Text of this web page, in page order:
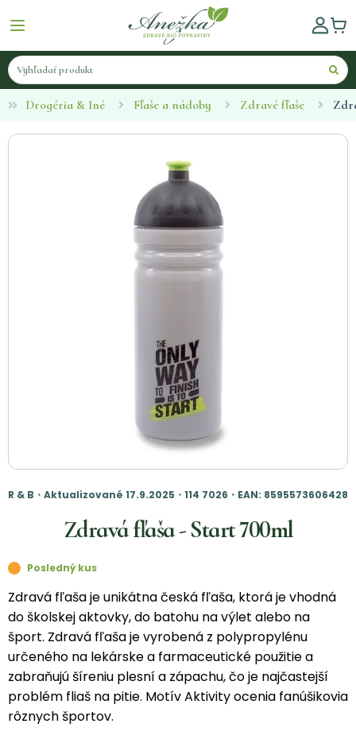
Drogéria & Iné Fľaše a nádoby Zdravé fľaše
R & B・Aktualizované 17.9.2025・114 7026・EAN: 8595573606428
Zdravá fľaša - Start 700ml
Posledný kus
Zdravá fľaša je unikátna česká fľaša, ktorá je vhodná
do školskej aktovky, do batohu na výlet alebo na
šport. Zdravá fľaša je vyrobená z polypropylénu
určeného na lekárske a farmaceutické použitie a
zabraňujú šíreniu plesní a zápachu, čo je najčastejší
problém fliaš na pitie. Motív Aktivity ocenia fanúšikovia
rôznych športov.